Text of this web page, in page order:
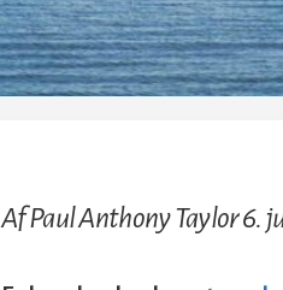
Af Paul Anthony Taylor 6.